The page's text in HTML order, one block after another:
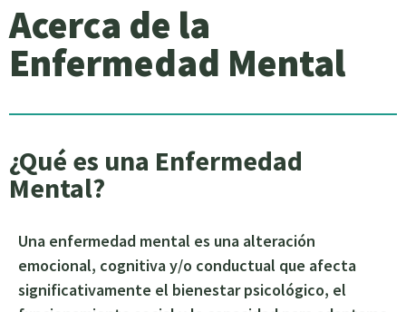
Acerca de la
Enfermedad Mental
¿Qué es una Enfermedad
Mental?
Una enfermedad mental es una alteración
emocional, cognitiva y/o conductual que afecta
significativamente el bienestar psicológico, el